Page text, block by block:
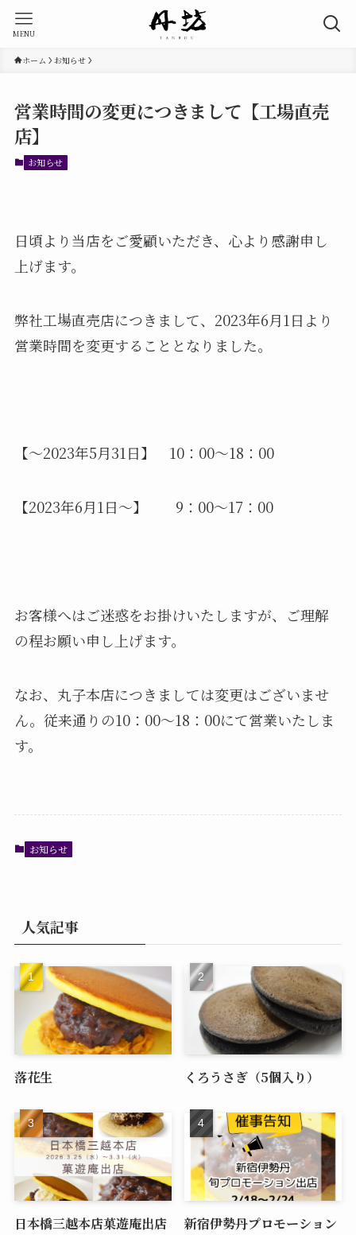
MENU
ホーム お知らせ
営業時間の変更につきまして【工場直売
店】
お知らせ
日頃より当店をご愛顧いただき、心より感謝申し
上げます。
弊社工場直売店につきまして、2023年6月1日より
営業時間を変更することとなりました。
【～2023年5月31日】 10：00～18：00
【2023年6月1日～】 9：00～17：00
お客様へはご迷惑をお掛けいたしますが、ご理解
の程お願い申し上げます。
なお、丸子本店につきましては変更はございませ
ん。従来通りの10：00～18：00にて営業いたしま
す。
お知らせ
人気記事
落花生 くろうさぎ（5個入り）
日本橋三越本店菓遊庵出店
新宿伊勢丹プロモーション